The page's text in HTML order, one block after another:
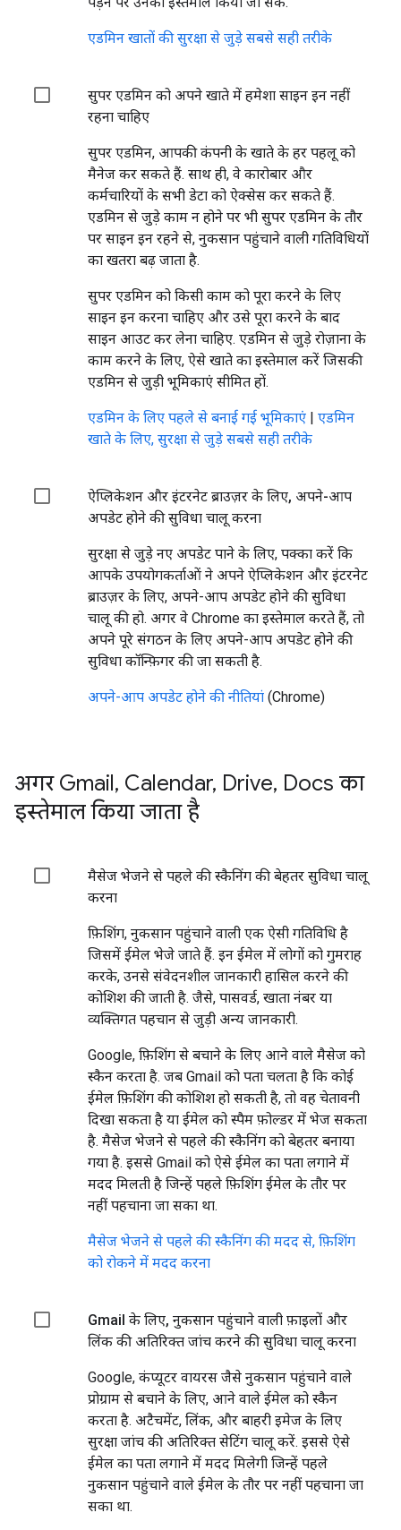
एडमिन खातों की सुरक्षा से जुड़े सबसे सही तरीके
सुपर एडमिन को अपने खाते में हमेशा साइन इन नहीं
रहना चाहिए
सुपर एडमिन, आपकी कंपनी के खाते के हर पहलू को
मैनेज कर सकते हैं. साथ ही, वे कारोबार और
कर्मचारियों के सभी डेटा को ऐक्सेस कर सकते हैं.
एडमिन से जुड़े काम न होने पर भी सुपर एडमिन के तौर
पर साइन इन रहने से, नुकसान पहुंचाने वाली गतिविधियों
का खतरा बढ़ जाता है.
सुपर एडमिन को किसी काम को पूरा करने के लिए
साइन इन करना चाहिए और उसे पूरा करने के बाद
साइन आउट कर लेना चाहिए. एडमिन से जुड़े रोज़ाना के
काम करने के लिए, ऐसे खाते का इस्तेमाल करें जिसकी
एडमिन से जुड़ी भूमिकाएं सीमित हों.
एडमिन के लिए पहले से बनाई गई भूमिकाएं | एडमिन
खाते के लिए, सुरक्षा से जुड़े सबसे सही तरीके
ऐप्लिकेशन और इंटरनेट ब्राउज़र के लिए, अपने-आप
अपडेट होने की सुविधा चालू करना
सुरक्षा से जुड़े नए अपडेट पाने के लिए, पक्का करें कि
आपके उपयोगकर्ताओं ने अपने ऐप्लिकेशन और इंटरनेट
ब्राउज़र के लिए, अपने-आप अपडेट होने की सुविधा
चालू की हो. अगर वे Chrome का इस्तेमाल करते हैं, तो
अपने पूरे संगठन के लिए अपने-आप अपडेट होने की
सुविधा कॉन्फ़िगर की जा सकती है.
अपने-आप अपडेट होने की नीतियां (Chrome)
अगर Gmail, Calendar, Drive, Docs का
इस्तेमाल किया जाता है
मैसेज भेजने से पहले की स्कैनिंग की बेहतर सुविधा चालू
करना
फ़िशिंग, नुकसान पहुंचाने वाली एक ऐसी गतिविधि है
जिसमें ईमेल भेजे जाते हैं. इन ईमेल में लोगों को गुमराह
करके, उनसे संवेदनशील जानकारी हासिल करने की
कोशिश की जाती है. जैसे, पासवर्ड, खाता नंबर या
व्यक्तिगत पहचान से जुड़ी अन्य जानकारी.
Google, फ़िशिंग से बचाने के लिए आने वाले मैसेज को
स्कैन करता है. जब Gmail को पता चलता है कि कोई
ईमेल फ़िशिंग की कोशिश हो सकती है, तो वह चेतावनी
दिखा सकता है या ईमेल को स्पैम फ़ोल्डर में भेज सकता
है. मैसेज भेजने से पहले की स्कैनिंग को बेहतर बनाया
गया है. इससे Gmail को ऐसे ईमेल का पता लगाने में
मदद मिलती है जिन्हें पहले फ़िशिंग ईमेल के तौर पर
नहीं पहचाना जा सका था.
मैसेज भेजने से पहले की स्कैनिंग की मदद से, फ़िशिंग
को रोकने में मदद करना
Gmail के लिए, नुकसान पहुंचाने वाली फ़ाइलों और
लिंक की अतिरिक्त जांच करने की सुविधा चालू करना
Google, कंप्यूटर वायरस जैसे नुकसान पहुंचाने वाले
प्रोग्राम से बचाने के लिए, आने वाले ईमेल को स्कैन
करता है. अटैचमेंट, लिंक, और बाहरी इमेज के लिए
सुरक्षा जांच की अतिरिक्त सेटिंग चालू करें. इससे ऐसे
ईमेल का पता लगाने में मदद मिलेगी जिन्हें पहले
नुकसान पहुंचाने वाले ईमेल के तौर पर नहीं पहचाना जा
सका था.